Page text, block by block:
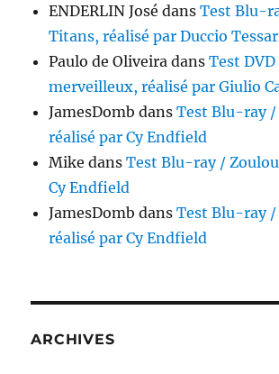
ENDERLIN José dansTest Blu-
Titans, réalisé par Duccio
Paulo de Oliveira dansTest
merveilleux, réalisé par Giulio
JamesDomb dansTest Blu-ray /
réalisé par Cy Endfield
Mike dansTest Blu-ray /
Cy Endfield
JamesDomb dansTest Blu-ray /
réalisé par Cy Endfield
ARCHIVES